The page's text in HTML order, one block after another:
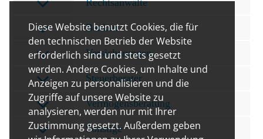
Diese Website benutzt Cookies, die für
den technischen Betrieb der Website
erforderlich sind und stets gesetzt
werden. Andere Cookies, um Inhalte und
Anzeigen zu personalisieren und die
Zugriffe auf unsere Website zu
analysieren, werden nur mit Ihrer
Zustimmung gesetzt. Außerdem geben
Rechtsanwälte
Banken
Versicherungen
Steuerberater
Vermögensberatung
Sonstige